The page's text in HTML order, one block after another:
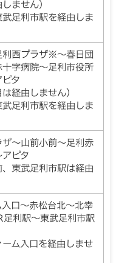
ません）
武足利市駅を経由しま
利西プラザ※～春日団
字病院～足利市役所
タ
経由しません）
武足利市駅を経由しま
～山前小前～足利赤
ピタ
、東武足利市駅は経由
口～赤松台北～北幸
足利駅～東武足利市駅
ーム入口を経由しませ